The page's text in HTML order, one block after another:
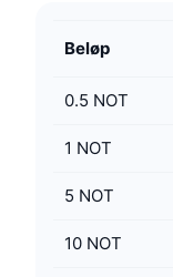
Beløp
0.5 NOT
1 NOT
5 NOT
10 NOT